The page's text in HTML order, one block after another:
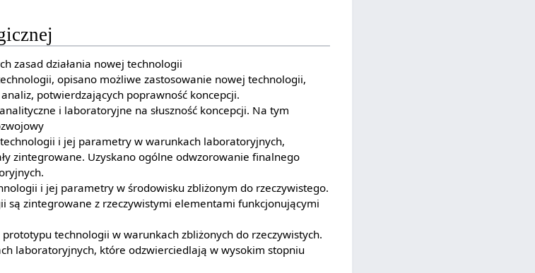
zasad działania nowej technologii
opisano możliwe zastosowanie nowej technologii,
potwierdzających poprawność koncepcji.
i laboratoryjne na słuszność koncepcji. Na tym
i jej parametry w warunkach laboratoryjnych,
zintegrowane. Uzyskano ogólne odwzorowanie finalnego
i jej parametry w środowisku zbliżonym do rzeczywistego.
są zintegrowane z rzeczywistymi elementami funkcjonującymi
prototypu technologii w warunkach zbliżonych do rzeczywistych.
laboratoryjnych, które odzwierciedlają w wysokim stopniu